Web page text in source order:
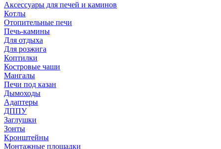
Аксессуары для печей и каминов
Котлы
Отопительные печи
Печь-камины
Для отдыха
Для розжига
Коптилки
Костровые чаши
Мангалы
Печи под казан
Дымоходы
Адаптеры
ДППУ
Заглушки
Зонты
Кронштейны
Монтажные площадки